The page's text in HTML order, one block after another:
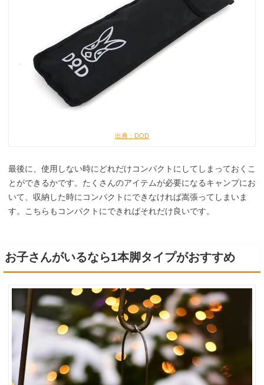
出典：DOD
最後に、使用しない時にどれだけコンパクトにしてしまっておくこ
とができるかです。たくさんのアイテムが必要になるキャンプにお
いて、収納した時にコンパクトにできなければ嵩張ってしまいま
す。こちらもコンパクトにできればそれだけ良いです。
お子さんがいるなら1本脚タイプがおすすめ